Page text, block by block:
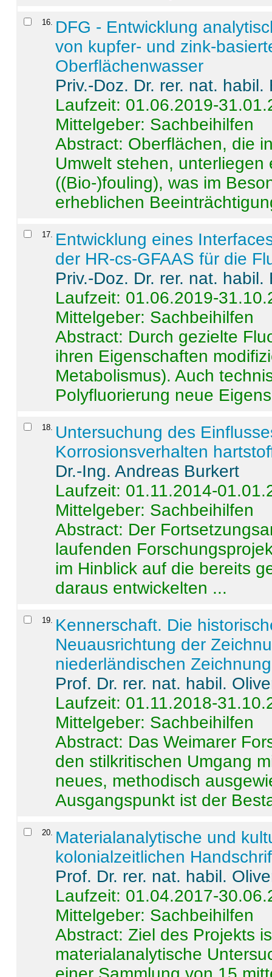
16
DFG - Entwicklung
von kupfer- und zink-
Oberflächenwasser
Priv.-Doz. Dr. rer. nat.
Laufzeit: 01.06.2019-
Mittelgeber: Sachbeihilfen
Abstract: Oberflächen, die
Umwelt stehen,
((Bio-)fouling), was im
erheblichen
17
Entwicklung eines
der HR-cs-GFAAS für die
Priv.-Doz. Dr. rer. nat.
Laufzeit: 01.06.2019-
Mittelgeber: Sachbeihilfen
Abstract: Durch gezielte
ihren Eigenschaften
Metabolismus). Auch
Polyfluorierung neue
18
Untersuchung des
Korrosionsverhalten
Dr.-Ing. Andreas Burkert
Laufzeit: 01.11.2014-
Mittelgeber: Sachbeihilfen
Abstract: Der
laufenden
im Hinblick auf die bereits
daraus entwickelten ...
19
Kennerschaft. Die
Neuausrichtung der
niederländischen
Prof. Dr. rer. nat. habil.
Laufzeit: 01.11.2018-
Mittelgeber: Sachbeihilfen
Abstract: Das Weimarer
den stilkritischen Umgang
neues, methodisch
Ausgangspunkt ist der
20
Materialanalytische und
kolonialzeitlichen
Prof. Dr. rer. nat. habil.
Laufzeit: 01.04.2017-
Mittelgeber: Sachbeihilfen
Abstract:Ziel des Projekts
materialanalytische